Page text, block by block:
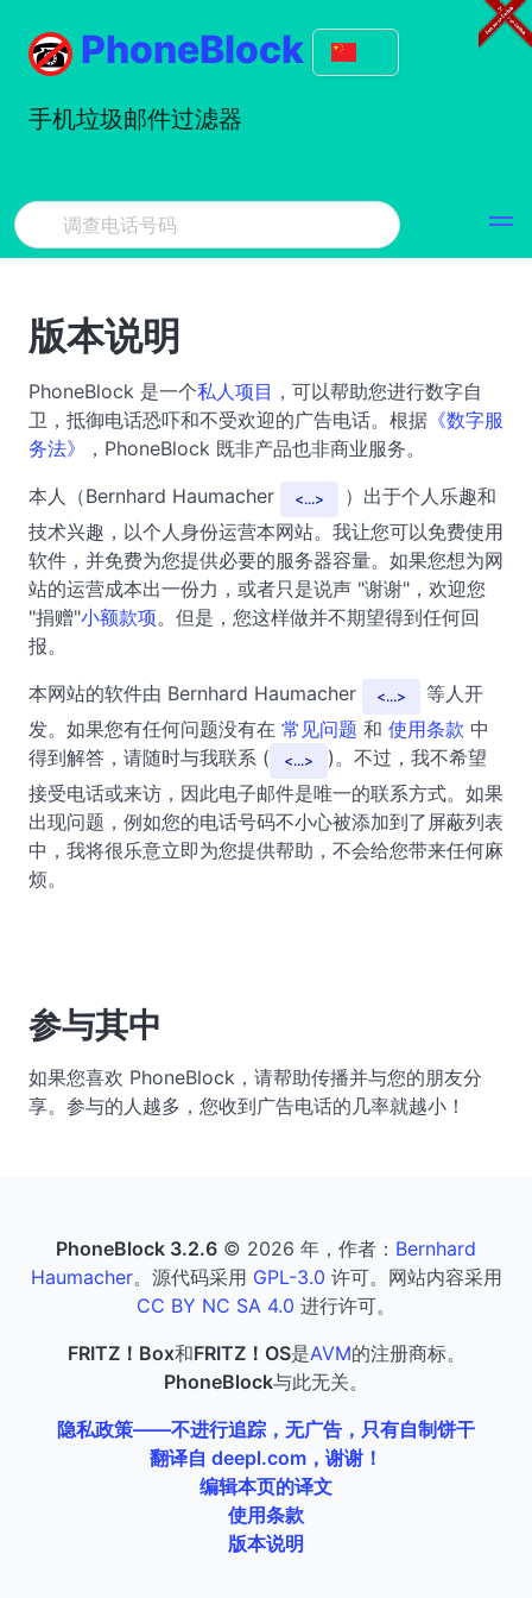
PhoneBlock
手机垃圾邮件过滤器
版本说明
PhoneBlock 是一个私人项目 ，可以帮助您进行数字自
卫，抵御电话恐吓和不受欢迎的广告电话。根据 《数字服
务法》
，PhoneBlock 既非产品也非商业服务。
本人（Bernhard Haumacher
...
）出于个人乐趣和
技术兴趣，以个人身份运营本网站。我让您可以免费使用
软件，并免费为您提供必要的服务器容量。如果您想为网
站的运营成本出一份力，或者只是说声 "谢谢"，欢迎您
"捐赠"小额款项。但是，您这样做并不期望得到任何回
报。
本网站的软件由 Bernhard Haumacher
...
等人开
发。如果您有任何问题没有在 常见问题 和 使用条款 中
得到解答，请随时与我联系 (
...
)。不过，我不希望
接受电话或来访，因此电子邮件是唯一的联系方式。如果
出现问题，例如您的电话号码不小心被添加到了屏蔽列表
中，我将很乐意立即为您提供帮助，不会给您带来任何麻
烦。
参与其中
如果您喜欢 PhoneBlock，请帮助传播并与您的朋友分
享。参与的人越多，您收到广告电话的几率就越小！
PhoneBlock 3.2.6 © 2026 年，作者： Bernhard
Haumacher。源代码采用 GPL-3.0 许可。网站内容采用
CC BY NC SA 4.0 进行许可。
FRITZ！Box和FRITZ！OS是AVM的注册商标。
PhoneBlock与此无关。
隐私政策——不进行追踪，无广告，只有自制饼干
翻译自 deepl.com，谢谢！
编辑本页的译文
使用条款
版本说明